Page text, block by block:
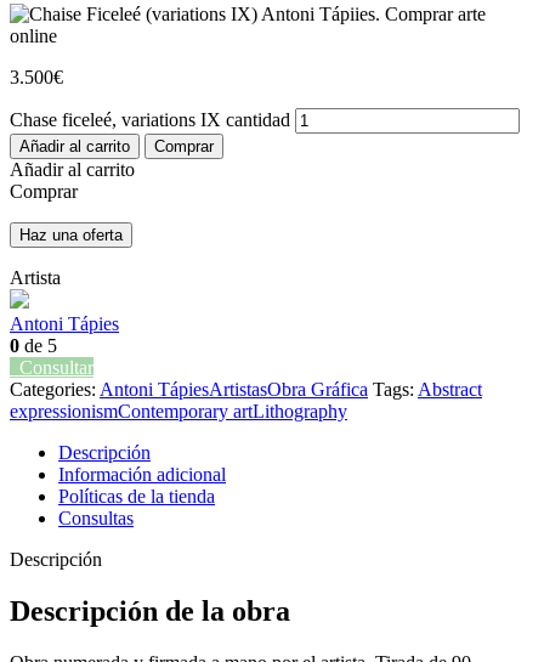
3.500€
Chase ficeleé, variations IX cantidad
Añadir al carrito Comprar
Añadir al carrito
Comprar
Haz una oferta
Artista
Antoni Tápies
0 de 5
Consultar
Categories: Antoni TápiesArtistasObra Gráfica Tags: Abstract
expressionismContemporary artLithography
Descripción
Información adicional
Políticas de la tienda
Consultas
Descripción
Descripción de la obra